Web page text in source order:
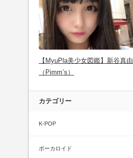
【MyuPla美少女図鑑】新谷真由
（Pimm’s）
カテゴリー
K-POP
ボーカロイド